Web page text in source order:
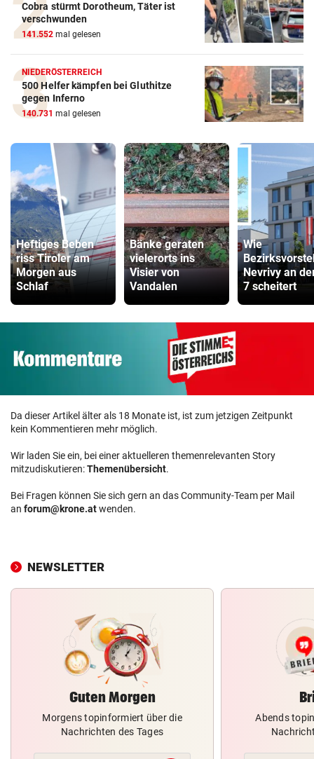
Cobra stürmt Dorotheum, Täter ist
verschwunden
141.552 mal gelesen
NIEDERÖSTERREICH
500 Helfer kämpfen bei Gluthitze
gegen Inferno
140.731 mal gelesen
Heftiges Beben
riss Tiroler am
Morgen aus
Schlaf
Bänke geraten
vielerorts ins
Visier von
Vandalen
Wie
Nevrivy an
7 scheitert
Da dieser Artikel älter als 18 Monate ist, ist zum jetzigen Zeitpunkt
kein Kommentieren mehr möglich.
Wir laden Sie ein, bei einer aktuelleren themenrelevanten Story
mitzudiskutieren:Themenübersicht.
Bei Fragen können Sie sich gern an das Community-Team per Mail
an forum@krone.atwenden.
NEWSLETTER
Guten Morgen
Morgens topinformiert über die
Nachrichten des Tages
Abends